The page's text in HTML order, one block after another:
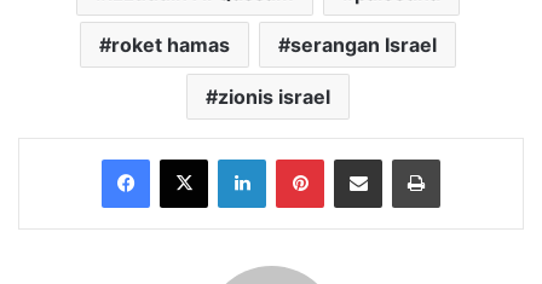
roket hamas serangan Israel
zionis israel
Facebook
X LinkedInPinterestShare via Email Print